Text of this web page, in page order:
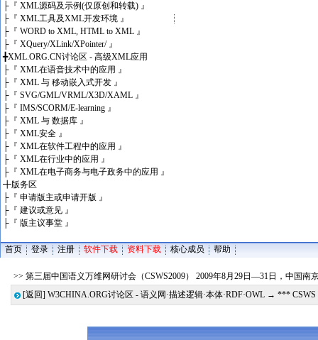
├ 『 XML源码及示例(仅原创和转载) 』
├ 『 XML工具及XML开发环境 』
├ 『 WORD to XML, HTML to XML 』
├ 『 XQuery/XLink/XPointer/ 』
╋XML.ORG.CN讨论区 - 高级XML应用
├ 『 XML在语音技术中的应用 』
├ 『 XML 与 移动嵌入式开发 』
├ 『 SVG/GML/VRML/X3D/XAML 』
├ 『 IMS/SCORM/E-learning 』
├ 『 XML 与 数据库 』
├ 『 XML安全 』
├ 『 XML在软件工程中的应用 』
├ 『 XML在行业中的应用 』
├ 『 XML在电子商务与电子政务中的应用 』
╋版务区
├ 『 申请版主或申请开版 』
├ 『 建议或意见 』
├ 『 版主议事堂 』
首页 登录 注册 软件下载 资料下载 核心成员 帮助
>> 第三届中国语义万维网研讨会（CSWS2009） 2009年8月29日—31日，中国南
[返回] W3CHINA.ORG讨论区 - 语义网·描述逻辑·本体·RDF·OWL → *** CSWS